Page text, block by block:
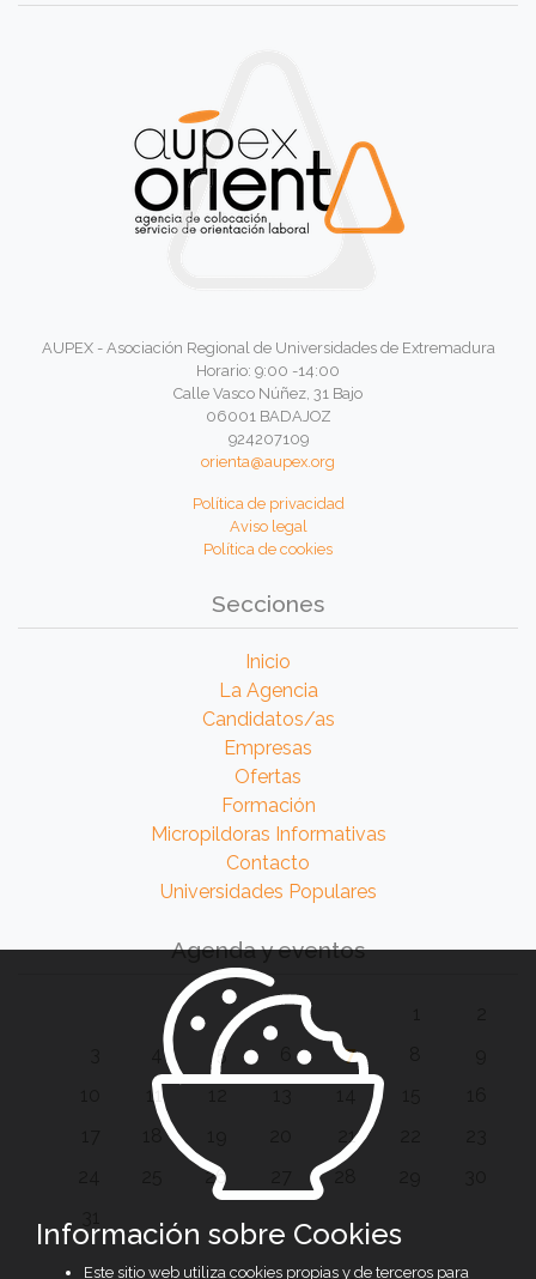
AUPEX - Asociación Regional de Universidades de Extremadura
Horario: 9:00 -14:00
Calle Vasco Núñez, 31 Bajo
06001 BADAJOZ
924207109
orienta@aupex.org
Política de privacidad
Aviso legal
Política de cookies
Secciones
Inicio
La Agencia
Candidatos/as
Empresas
Ofertas
Formación
Micropildoras Informativas
Contacto
Universidades Populares
Agenda y eventos
5 7
11
21
26 28
Información sobre Cookies
Este sitio web utiliza cookies propias y de terceros para